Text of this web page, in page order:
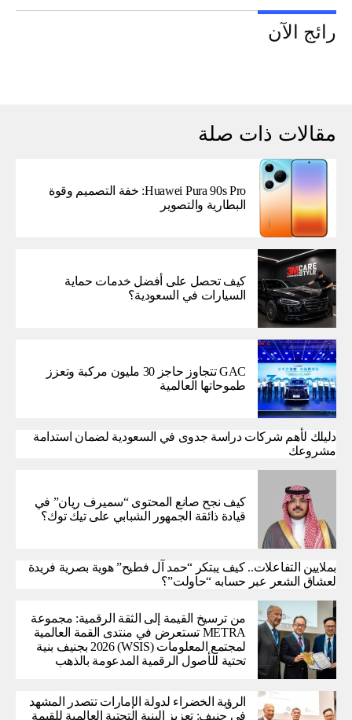
رائج الآن
مقالات ذات صلة
Huawei Pura 90s Pro: خفة التصميم وقوة
البطارية والتصوير
كيف تحصل على أفضل خدمات حماية
السيارات في السعودية؟
GAC تتجاوز حاجز 30 مليون مركبة وتعزز
طموحاتها العالمية
دليلك لأهم شركات دراسة جدوى في السعودية لضمان استدامة
مشروعك
كيف نجح صانع المحتوى “سميرف ريان” في
قيادة ذائقة الجمهور الشبابي على تيك توك؟
بملايين التفاعلات.. كيف يبتكر “حمد آل فطيح” هوية بصرية فريدة
لعشاق الشعر عبر حسابه “حاولت”؟
من ترسيخ القيمة إلى الثقة الرقمية: مجموعة
METRA تستعرض في منتدى القمة العالمية
لمجتمع المعلومات (WSIS) 2026 بجنيف بنية
تحتية للأصول الرقمية المدعومة بالذهب
الرؤية الخضراء لدولة الإمارات تتصدر المشهد
في جنيف: تعزيز البنية التحتية العالمية للقيمة